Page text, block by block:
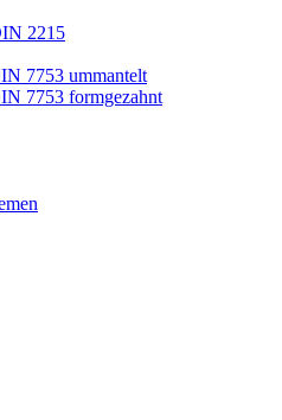
2215
7753 ummantelt
7753 formgezahnt